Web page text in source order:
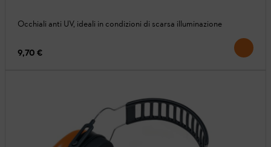
Occhiali anti UV, ideali in condizioni di scarsa illuminazione
9,70 €